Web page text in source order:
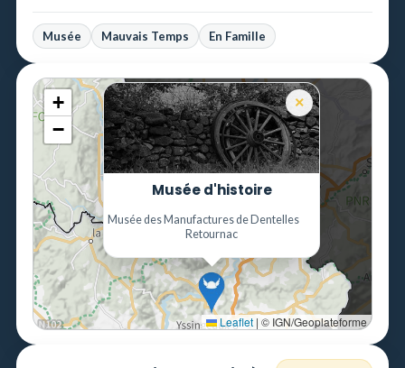
Musée Mauvais Temps En Famille
Musée d'histoire
Musée des Manufactures de Dentelles
Retournac
×
+
−
Leaflet | © IGN/Geoplateforme